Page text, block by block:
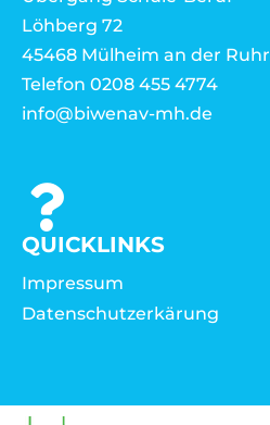
Löhberg 72
45468 Mülheim an der Ruhr
Telefon 0208 455 4774
info@biwenav-mh.de
QUICKLINKS
Impressum
Datenschutzerkärung